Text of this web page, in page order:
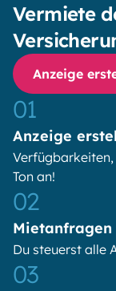
Vermiete
Anzeige
01
Anzeige
Verfügbarkeiten,
Ton an!
02
Du steuerst alle
03